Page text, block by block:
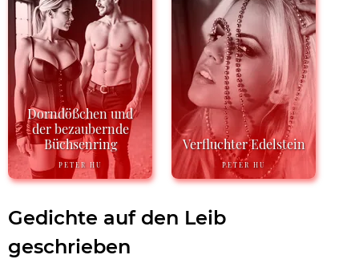
Dorndößchen und
der bezaubernde
Büchsenring
PETER HU
Verfluchter Edelstein
PETER HU
Gedichte auf den Leib
geschrieben